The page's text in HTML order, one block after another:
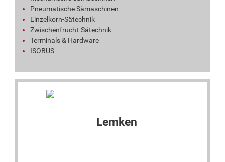
Pneumatische Sämaschinen
Einzelkorn-Sätechnik
Zwischenfrucht-Sätechnik
Terminals & Hardware
ISOBUS